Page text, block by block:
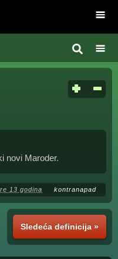
novi Maroder.
13 godina kontranapad
Sledeća definicija »